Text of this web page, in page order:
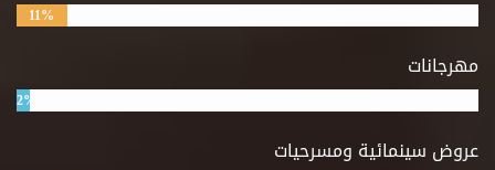
11%
مهرجانات
2%
عروض سينمائية ومسرحيات